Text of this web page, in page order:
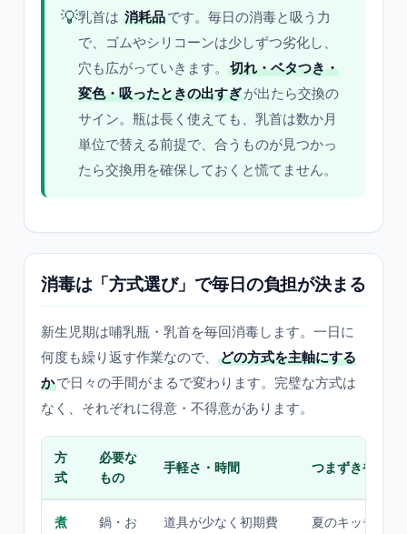
💡乳首は 消耗品です。毎日の消毒と吸う力
で、ゴムやシリコーンは少しずつ劣化し、
穴も広がっていきます。
切れ・ベタつき・
変色・吸ったときの出すぎが出たら交換の
サイン。瓶は長く使えても、乳首は数か月
単位で替える前提で、合うものが見つかっ
たら交換用を確保しておくと慌てません。
消毒は「方式選び」で毎日の負担が決まる
新生児期は哺乳瓶・乳首を毎回消毒します。一日に
何度も繰り返す作業なので、
どの方式を主軸にする
かで日々の手間がまるで変わります。完璧な方式は
なく、それぞれに得意・不得意があります。
方
式
必要な
もの
手軽さ・時間 つまずきやすい
煮
鍋・お
道具が少なく初期費
夏のキッチンが